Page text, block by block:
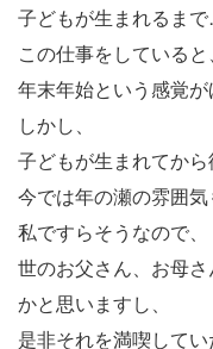
子どもが生まれるま
この仕事をしていると、
年末年始という感覚
しかし、
子どもが生まれてから
今では年の瀬の雰囲気
私ですらそうなので、
世のお父さん、お母
かと思いますし、
是非それを満喫して